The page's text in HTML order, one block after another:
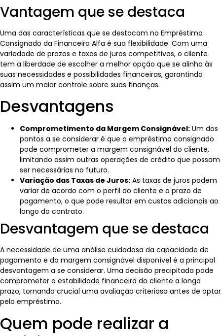
Vantagem que se destaca
Uma das características que se destacam no Empréstimo
Consignado da Financeira Alfa é sua flexibilidade. Com uma
variedade de prazos e taxas de juros competitivas, o cliente
tem a liberdade de escolher a melhor opção que se alinha às
suas necessidades e possibilidades financeiras, garantindo
assim um maior controle sobre suas finanças.
Desvantagens
Comprometimento da Margem Consignável: Um dos
pontos a se considerar é que o empréstimo consignado
pode comprometer a margem consignável do cliente,
limitando assim outras operações de crédito que possam
ser necessárias no futuro.
Variação das Taxas de Juros: As taxas de juros podem
variar de acordo com o perfil do cliente e o prazo de
pagamento, o que pode resultar em custos adicionais ao
longo do contrato.
Desvantagem que se destaca
A necessidade de uma análise cuidadosa da capacidade de
pagamento e da margem consignável disponível é a principal
desvantagem a se considerar. Uma decisão precipitada pode
comprometer a estabilidade financeira do cliente a longo
prazo, tornando crucial uma avaliação criteriosa antes de optar
pelo empréstimo.
Quem pode realizar a